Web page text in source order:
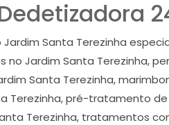
Santa Terezinha
no Jardim Santa Terezinha,
Santa Terezinha,
Terezinha, pré-tratamento
Terezinha, tratamentos